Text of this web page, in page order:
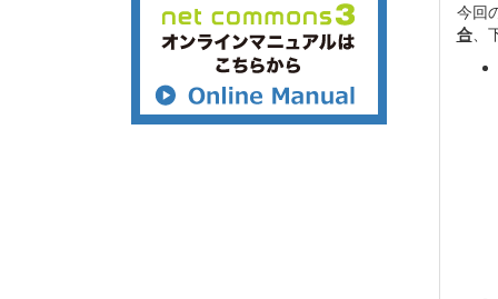
今回
合、